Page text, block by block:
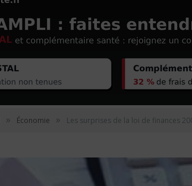
» Économie » Les surprises de la loi de finances